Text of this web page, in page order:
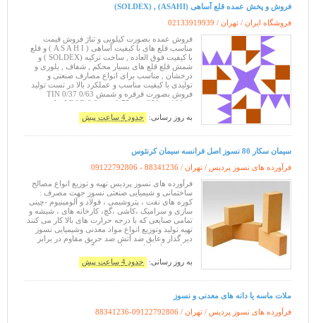
فروش و پخش عمده قلع آساهی (ASAHI) , (SOLDEX)
فروشگاه ایران / تهران / 02133919939
فروش عمده بصورت کیلویی و تناژ فروش قیمت
مناسب قلع های با کیفیت آساهی ( A S A H I ) و قلع
با کیفیت فوق العاده , ساخت ترکیه (SOLDEX ) و
شمش قلع قلع های بسیار محکم , شفاف , بلوری و
درخشان , مناسب برای انواع مصارف صنعتی و
تولیدی با کیفیت مناسب و عملکرد بالا در تست تولید
فروش بصورت قرقره و شمش 0/63 TIN 0/37
LEAD 0.8 mm 0.75 mm 250 gr 100 gr ترکیب:
Sn63 / Pb37 و Sn60 / Pb40 • هسته فلاکس
به روز رسانی: حدود 4 ساعت پیش
سیمان سکار 80 نسوز اصل فرانسه سیمان کرنئوس
فرآورده های نسوز پردیس / تهران / 09122792806 - 88341236
فرآورده های نسوز پردیس تهیه و توزیع انواع مصالح
ساختمانی و شیمیایی صنعتی نسوز جهت مصرف :
کوره های نفت ، پتروشیمی ، فولاد و آلومینیوم -چینی
سازی و سرامیک ،کاشی ،گچ، کارخانه های ، شیشه و
تمامی صنایعی که با درجه حرارت های بالا کار می کنند
تهیه تولید وتوزیع انواع مواد معدنی وشیمیایی نسوز
دیر گداز وعایق ضد آتش ضد حریق مقاوم در برابر
شعله ودما شامل :سیمان نسوز گچ نسوز چسب نسوز
بتن نسوز فرانسه سیمانه
به روز رسانی: حدود 4 ساعت پیش
ملات ماسه یا دانه های معدنی و نسوز
فرآورده های نسوز پردیس / تهران / 88341236-09122792806